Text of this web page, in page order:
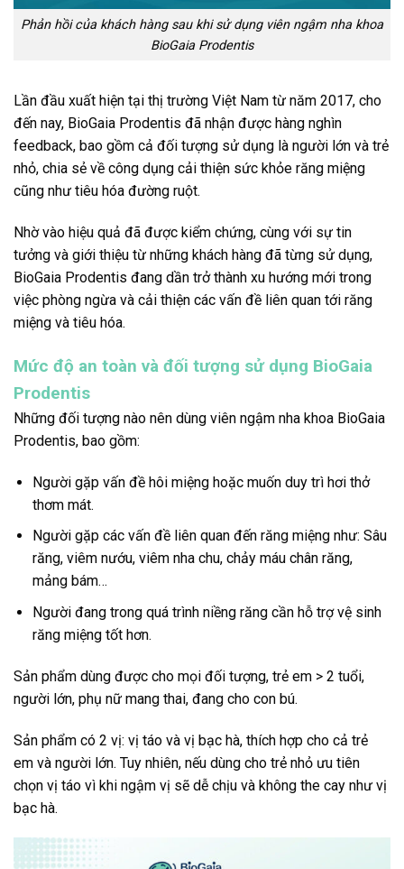
Phản hồi của khách hàng sau khi sử dụng viên ngậm nha khoa
BioGaia Prodentis
Lần đầu xuất hiện tại thị trường Việt Nam từ năm 2017, cho
đến nay, BioGaia Prodentis đã nhận được hàng nghìn
feedback, bao gồm cả đối tượng sử dụng là người lớn và trẻ
nhỏ, chia sẻ về công dụng cải thiện sức khỏe răng miệng
cũng như tiêu hóa đường ruột.
Nhờ vào hiệu quả đã được kiểm chứng, cùng với sự tin
tưởng và giới thiệu từ những khách hàng đã từng sử dụng,
BioGaia Prodentis đang dần trở thành xu hướng mới trong
việc phòng ngừa và cải thiện các vấn đề liên quan tới răng
miệng và tiêu hóa.
Mức độ an toàn và đối tượng sử dụng BioGaia
Prodentis
Những đối tượng nào nên dùng viên ngậm nha khoa BioGaia
Prodentis, bao gồm:
Người gặp vấn đề hôi miệng hoặc muốn duy trì hơi thở
thơm mát.
Người gặp các vấn đề liên quan đến răng miệng như: Sâu
răng, viêm nướu, viêm nha chu, chảy máu chân răng,
mảng bám…
Người đang trong quá trình niềng răng cần hỗ trợ vệ sinh
răng miệng tốt hơn.
Sản phẩm dùng được cho mọi đối tượng, trẻ em > 2 tuổi,
người lớn, phụ nữ mang thai, đang cho con bú.
Sản phẩm có 2 vị: vị táo và vị bạc hà, thích hợp cho cả trẻ
em và người lớn. Tuy nhiên, nếu dùng cho trẻ nhỏ ưu tiên
chọn vị táo vì khi ngậm vị sẽ dễ chịu và không the cay như vị
bạc hà.